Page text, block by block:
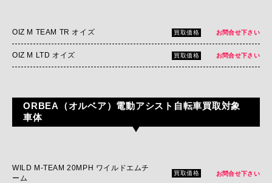
OIZ M TEAM TR オイズ 買取価格 お問合せ下さい
OIZ M LTD オイズ 買取価格 お問合せ下さい
ORBEA（オルベア）電動アシスト自転車買取対象
車体
WILD M-TEAM 20MPH ワイルドエムチ
ーム
買取価格 お問合せ下さい